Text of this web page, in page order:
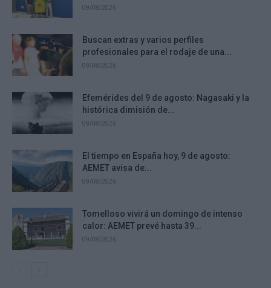
09/08/2026
Buscan extras y varios perfiles
profesionales para el rodaje de una...
09/08/2026
Efemérides del 9 de agosto: Nagasaki y la
histórica dimisión de...
09/08/2026
El tiempo en España hoy, 9 de agosto:
AEMET avisa de...
09/08/2026
Tomelloso vivirá un domingo de intenso
calor: AEMET prevé hasta 39...
09/08/2026